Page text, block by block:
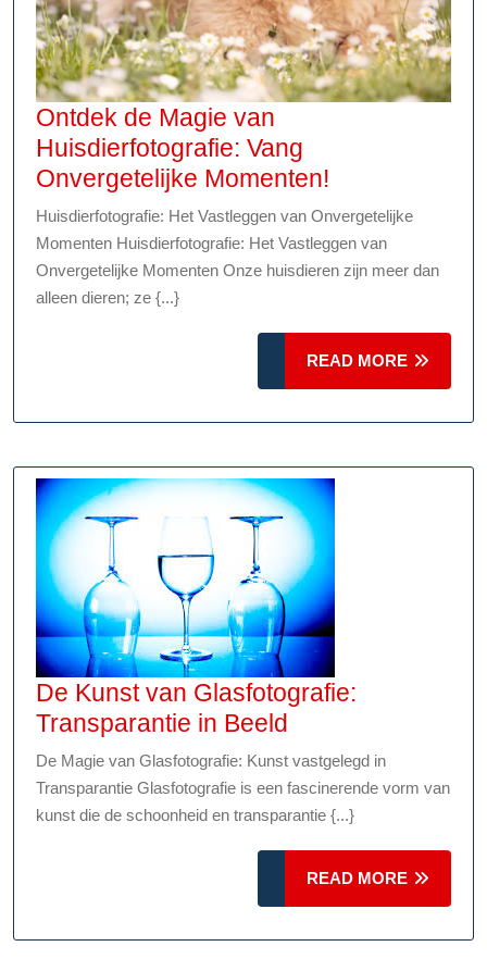
Ontdek de Magie van
Huisdierfotografie: Vang
Onvergetelijke Momenten!
de
Magie
van
Vang
Momenten!
Huisdierfotografie: Het Vastleggen van Onvergetelijke
Momenten Huisdierfotografie: Het Vastleggen van
Onvergetelijke Momenten Onze huisdieren zijn meer dan
alleen dieren; ze {...}
READ MORE
MORE
De Kunst van Glasfotografie:
Transparantie in Beeld
Kunst
van
Glasfotografie:
Transparantie
Beeld
De Magie van Glasfotografie: Kunst vastgelegd in
Transparantie Glasfotografie is een fascinerende vorm van
kunst die de schoonheid en transparantie {...}
READ MORE
MORE